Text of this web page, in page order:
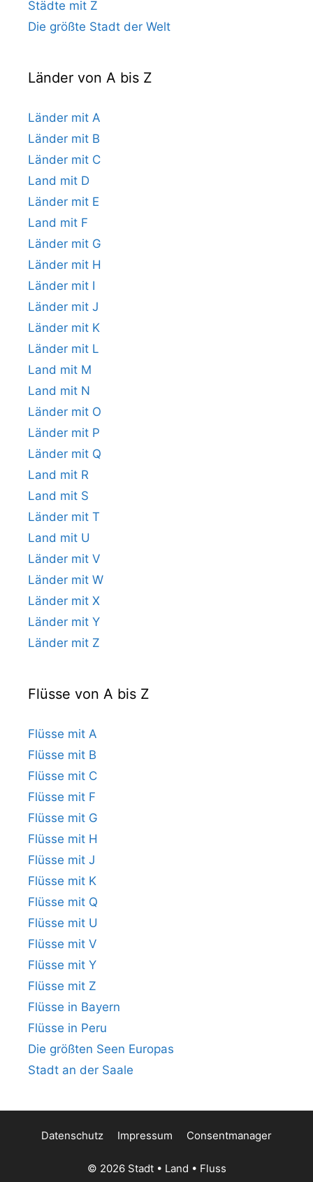
Städte mit Z
Die größte Stadt der Welt
Länder von A bis Z
Länder mit A
Länder mit B
Länder mit C
Land mit D
Länder mit E
Land mit F
Länder mit G
Länder mit H
Länder mit I
Länder mit J
Länder mit K
Länder mit L
Land mit M
Land mit N
Länder mit O
Länder mit P
Länder mit Q
Land mit R
Land mit S
Länder mit T
Land mit U
Länder mit V
Länder mit W
Länder mit X
Länder mit Y
Länder mit Z
Flüsse von A bis Z
Flüsse mit A
Flüsse mit B
Flüsse mit C
Flüsse mit F
Flüsse mit G
Flüsse mit H
Flüsse mit J
Flüsse mit K
Flüsse mit Q
Flüsse mit U
Flüsse mit V
Flüsse mit Y
Flüsse mit Z
Flüsse in Bayern
Flüsse in Peru
Die größten Seen Europas
Stadt an der Saale
Datenschutz Impressum Consentmanager
© 2026 Stadt • Land • Fluss